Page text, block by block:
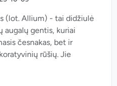
(lot. Allium) - tai didžiulė
augalų gentis, kuriai
česnakas, bet ir
rūšių. Jie